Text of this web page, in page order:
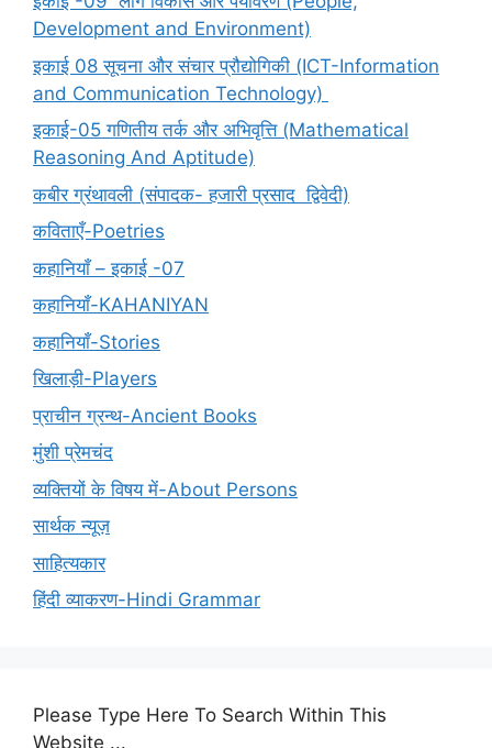
Development and Environment)
इकाई 08 सूचना और संचार प्रौद्योगिकी (ICT-Information
and Communication Technology)
इकाई-05 गणितीय तर्क और अभिवृत्ति (Mathematical
Reasoning And Aptitude)
कबीर ग्रंथावली (संपादक- हजारी प्रसाद द्विवेदी)
कविताएँ-Poetries
कहानियाँ – इकाई -07
कहानियाँ-KAHANIYAN
कहानियाँ-Stories
खिलाड़ी-Players
प्राचीन ग्रन्थ-Ancient Books
मुंशी प्रेमचंद
व्यक्तियों के विषय में-About Persons
सार्थक न्यूज़
साहित्यकार
हिंदी व्याकरण-Hindi Grammar
Please Type Here To Search Within This
Website ...